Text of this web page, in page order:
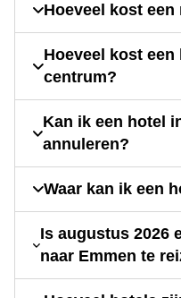
Hoeveel kost
Hoeveel kost
centrum?
Kan ik een hotel
annuleren?
Waar kan ik een
Is augustus 2026
naar Emmen te